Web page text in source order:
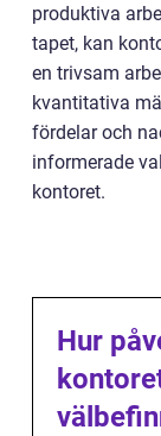
produktiva
tapet, kan
en trivsam
kvantitativa
fördelar och
informerade
kontoret.
Hur